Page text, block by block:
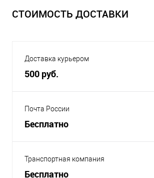
СТОИМОСТЬ ДОСТАВКИ
Доставка курьером
500 руб.
Почта России
Бесплатно
Транспортная компания
Бесплатно